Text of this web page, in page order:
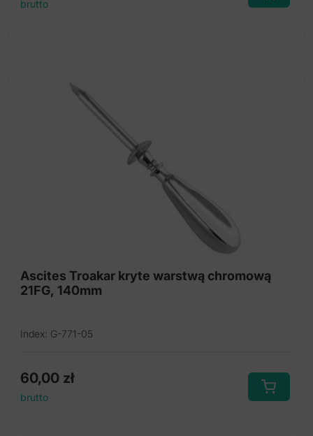
brutto
Ascites Troakar kryte warstwą chromową
21FG, 140mm
Index: G-771-05
60,00 zł
brutto